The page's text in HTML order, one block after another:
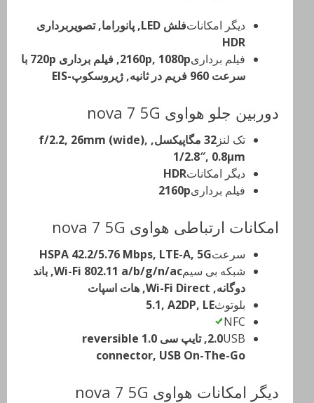
دیگر امکانات
فلش LED, پانوراما, تصویربرداری
HDR
فیلم برداری
2160p, 1080p, فیلم برداری 720p با
سرعت 960 فریم در ثانیه, ژیروسکوپ-EIS
دوربین جلو هواوی nova 7 5G
تک لنز
32 مگاپیکسل, f/2.2, 26mm (wide),
1/2.8″, 0.8µm
دیگر امکاناتHDR
فیلم برداری2160p
امکانات ارتباطی هواوی nova 7 5G
سرعتHSPA 42.2/5.76 Mbps, LTE-A, 5G
شبکه بی سیم
Wi-Fi 802.11 a/b/g/n/ac, باند
دوگانه, Wi-Fi Direct, هات اسپات
بلوتوث5.1, A2DP, LE
NFC
USB
2.0, تایپ سی 1.0 reversible
connector, USB On-The-Go
دیگر امکانات هواوی nova 7 5G